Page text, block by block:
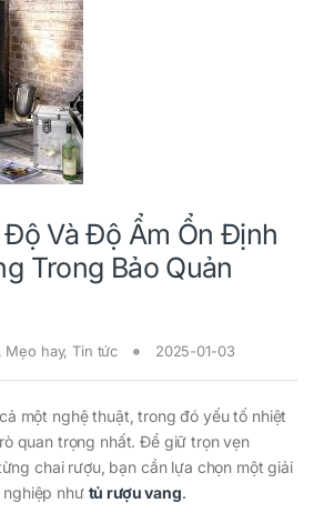
Độ Và Độ Ẩm Ổn Định
Trong Bảo Quản
, Mẹo hay,Tin tức 2025-01-03
một nghệ thuật, trong đó yếu tố nhiệt
quan trọng nhất. Để giữ trọn vẹn
chai rượu, bạn cần lựa chọn một giải
như tủ rượu vang.